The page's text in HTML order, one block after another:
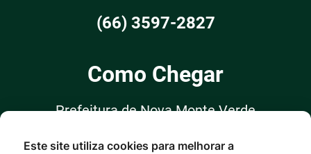
(66) 3597-2827
Como Chegar
Prefeitura de Nova Monte Verde
Rua: Arlindo Nossolnº 75 Centro -
Este site utiliza cookies para melhorar a